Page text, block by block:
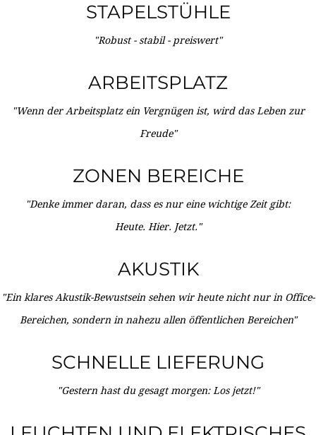
STAPELSTÜHLE
"Robust - stabil - preiswert"
ARBEITSPLATZ
"Wenn der Arbeitsplatz ein Vergnügen ist, wird das Leben zur
Freude"
ZONEN BEREICHE
"Denke immer daran, dass es nur eine wichtige Zeit gibt:
Heute. Hier. Jetzt."
AKUSTIK
"Ein klares Akustik-Bewustsein sehen wir heute nicht nur in Office-
Bereichen, sondern in nahezu allen öffentlichen Bereichen"
SCHNELLE LIEFERUNG
"Gestern hast du gesagt morgen: Los jetzt!"